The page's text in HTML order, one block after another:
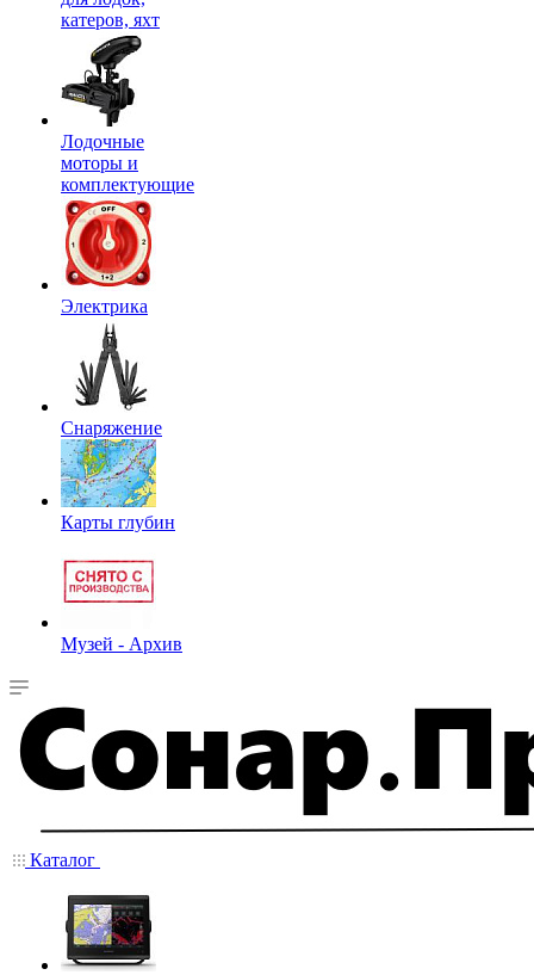
катеров, яхт
Лодочные
моторы и
комплектующие
Электрика
Снаряжение
Карты глубин
Музей - Архив
Каталог